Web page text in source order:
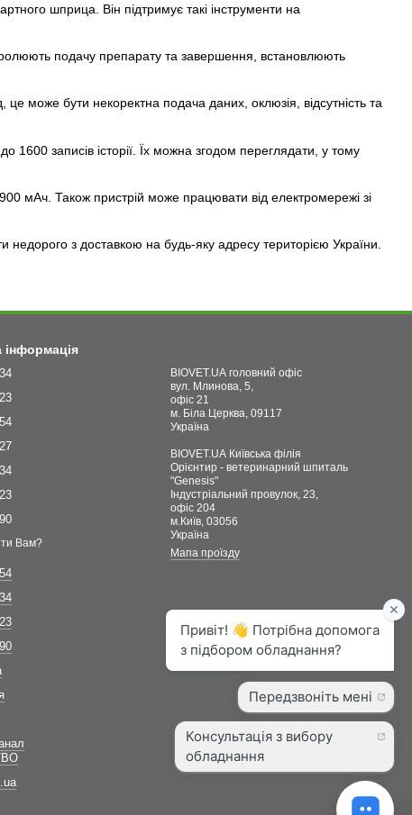
шприца. Він підтримує такі інструменти на
подачу препарату та завершення, встановлюють
це може бути некоректна подача даних, оклюзія, відсутність та
1600 записів історії. Їх можна згодом переглядати, у тому
мАч. Також пристрій може працювати від електромережі зі
з доставкою на будь-яку адресу територією України.
інформація
Вам?
BIOVET.UA головний офіс
вул. Млинова, 5,
офіс 21
м. Біла Церква, 09117
Україна
BIOVET.UA Київська філія
Орієнтир - ветеринарний шпиталь
"Genesis"
Індустріальний провулок, 23,
офіс 204
м.Київ, 03056
Україна
Мапа проїзду